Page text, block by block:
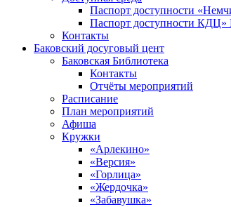
Паспорт доступности
Паспорт доступности КДЦ»
Контакты
Баковский досуговый цент
Баковская Библиотека
Контакты
Отчёты мероприятий
Расписание
План мероприятий
Афиша
Кружки
«Арлекино»
«Версия»
«Горлица»
«Жердочка»
«Забавушка»